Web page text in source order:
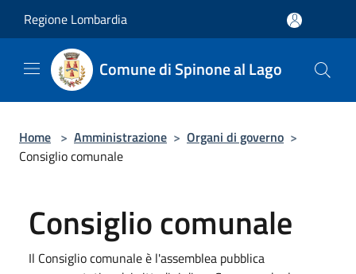
Regione Lombardia
Comune di Spinone al Lago
Home > Amministrazione > Organi di governo >
Consiglio comunale
Consiglio comunale
Il Consiglio comunale è l'assemblea pubblica